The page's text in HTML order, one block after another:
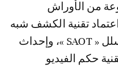
من الأوراش
اعتماد تقنية الكشف شبه
الآلي عن حالات التسلل « SAOT »، وإحداث
حكم الفيديو